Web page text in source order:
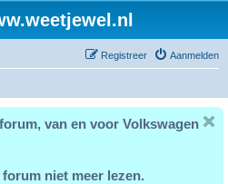
Aanmelden
Registreer
van en voor Volkswagen
niet meer lezen.